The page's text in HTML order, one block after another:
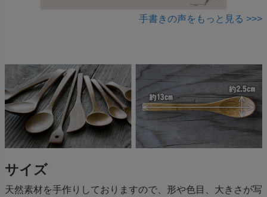
手書きの声をもっと見る >>>
サイズ
天然素材を手作りしておりますので、形や色目、大きさが写